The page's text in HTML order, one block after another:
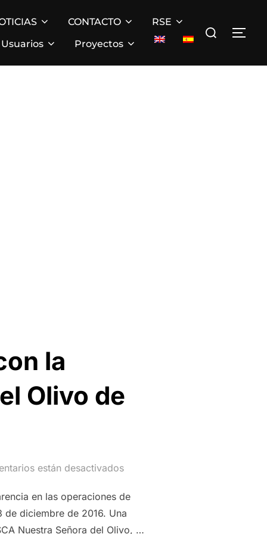
CONTACTO
RSE
Usuarios
Proyectos
Buscar:
la
Olivo de
están desactivados
en las operaciones de
diciembre de 2016. Una
Nuestra Señora del Olivo, …